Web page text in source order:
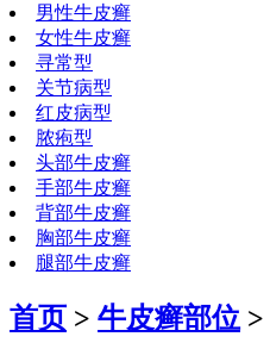
男性牛皮癣
女性牛皮癣
寻常型
关节病型
红皮病型
脓疱型
头部牛皮癣
手部牛皮癣
背部牛皮癣
胸部牛皮癣
腿部牛皮癣
首页 > 牛皮癣部位>